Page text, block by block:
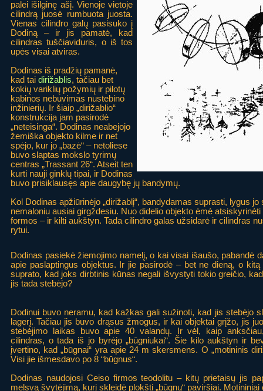
palei išilginę ašį. Vienoje vietoje
cilindrą juosė rumbuota juosta.
Vienas cilindro galų pasisuko į
Dodiną – ir jis pamatė, kad
cilindras tuščiaviduris, o iš tos
upės visai atviras.
Dodinas iš pradžių pamanė,
kad tai dirižablis, tačiau bet
kokių variklių požymių ir pilotų
kabinos nebuvimas nustebino
inžinierių. Ir šiaip „dirižablio“
konstrukcija jam pasirodė
„neteisinga“. Dodinas neabejojo
žemiška objekto kilme ir net
spėjo, kur jo „bazė“ – netoliese
buvo slaptas mokslo tyrimų
centras „Trassant 26“. Atseit ten
kurti nauji ginklų tipai, ir Dodinas
buvo prisiklausęs apie daugybę jų bandymų.
Kol Dodinas apžiūrinėjo „dirižablį“, bandydamas suprasti, lygus
nemaloniu ausiai girgždesiu. Nuo didelio objekto ėmė
formos – ir kilti aukštyn. Tada cilindro galas užsidarė ir cilindras
rytui.
Dodinas pasiekė žiemojimo namelį, o kai visai išaušo, pabandė
apie paslaptingus objektus. Ir jie pasirodė – bet ne dieną, o
suprato, kad joks dirbtinis kūnas negali išvystyti tokio greičio,
jis tada stebėjo?
Dodinui buvo neramu, kad kažkas gali sužinoti, kad jis stebėjo
lagerį. Tačiau jis buvo drąsus žmogus, ir kai objektai grįžo, jis
stebėjimo laikas buvo apie 40 valandų. Ir vėl, kaip anksčiau,
cilindras, o tada iš jo byrėjo „būgniukai“. Šie kilo aukštyn ir
įvertino, kad „būgnai“ yra apie 24 m skersmens. O „motininis
Visi jie išmesdavo po 8 “būgnus“.
Dodinas naudojosi Ceiso firmos teodolitu – kitų prietaisų jis
melsvą švytėjimą, kurį skleidė plokšti „būgnų“ paviršiai.